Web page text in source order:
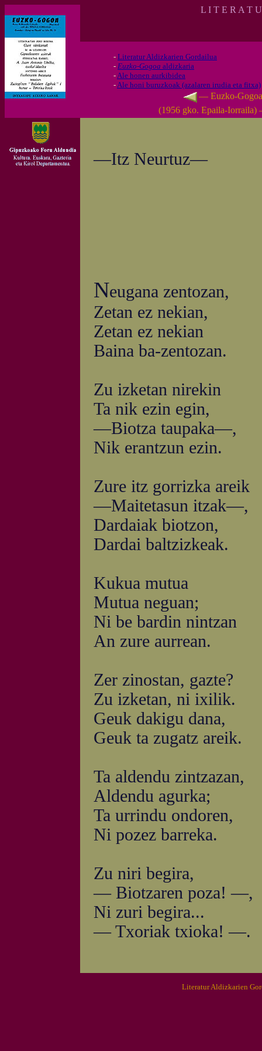
L I T E R A T
- Literatur Aldizkarien Gordailua
- Euzko-Gogoa aldizkaria
-Ale honen aurkibidea
-Ale honi buruzkoak (azalaren irudia eta fitxa)
— Euzko-Gogoa
(1956 gko. Epaila-
—Itz Neurtuz—
Neugana zentozan,
Zetan ez nekian,
Zetan ez nekian
Baina ba-zentozan.
Zu izketan nirekin
Ta nik ezin egin,
—Biotza taupaka—,
Nik erantzun ezin.
Zure itz gorrizka areik
—Maitetasun itzak—,
Dardaiak biotzon,
Dardai baltzizkeak.
Kukua mutua
Mutua neguan;
Ni be bardin nintzan
An zure aurrean.
Zer zinostan, gazte?
Zu izketan, ni ixilik.
Geuk dakigu dana,
Geuk ta zugatz areik.
Ta aldendu zintzazan,
Aldendu agurka;
Ta urrindu ondoren,
Ni pozez barreka.
Zu niri begira,
— Biotzaren poza! —,
Ni zuri begira...
— Txoriak txioka! —.
Literatur Aldizkarien